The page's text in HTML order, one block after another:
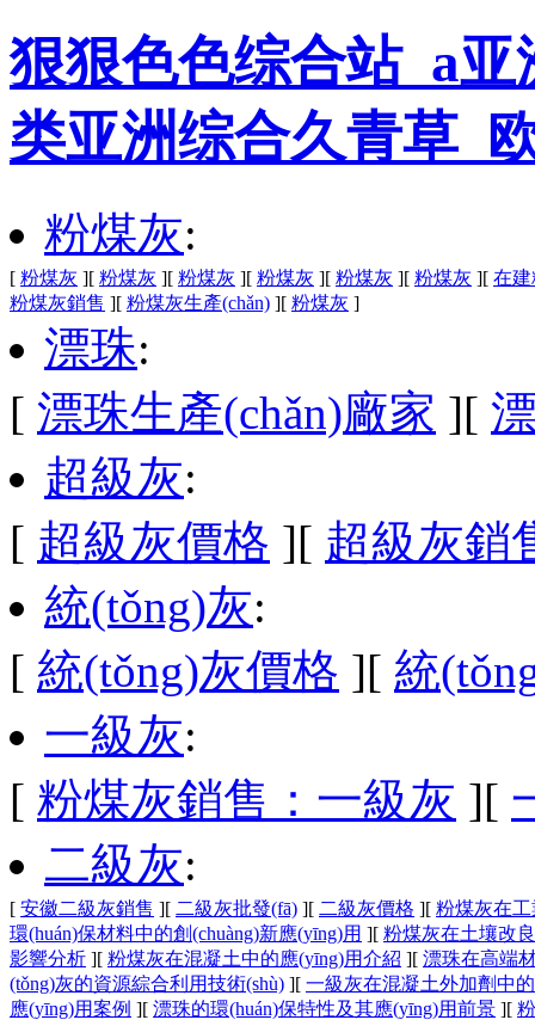
狠狠色色综合站_a
类亚洲综合久青草_
粉煤灰:
[ 粉煤灰 ][ 粉煤灰 ][ 粉煤灰 ][ 粉煤灰 ][ 粉煤灰 ][ 粉煤灰 ][ 在
粉煤灰銷售 ][ 粉煤灰生產(chǎn) ][ 粉煤灰 ]
漂珠:
[ 漂珠生產(chǎn)廠家 ][
超級灰:
[ 超級灰價格 ][ 超級灰銷
統(tǒng)灰:
[ 統(tǒng)灰價格 ][ 統
一級灰:
[ 粉煤灰銷售：一級灰 ][
二級灰:
[ 安徽二級灰銷售 ][ 二級灰批發(fā) ][ 二級灰價格 ][ 粉煤灰在
環(huán)保材料中的創(chuàng)新應(yīng)用 ][ 粉煤灰在土壤改
影響分析 ][ 粉煤灰在混凝土中的應(yīng)用介紹 ][ 漂珠在高端
(tǒng)灰的資源綜合利用技術(shù) ][ 一級灰在混凝土外加劑中
應(yīng)用案例 ][ 漂珠的環(huán)保特性及其應(yīng)用前景 ][